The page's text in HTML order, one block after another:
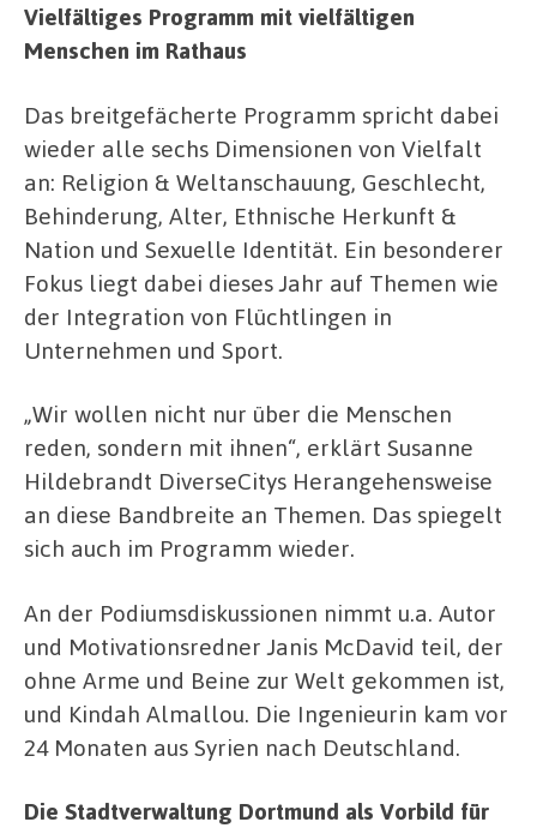
Vielfältiges Programm mit vielfältigen
Menschen im Rathaus
Das breitgefächerte Programm spricht dabei
wieder alle sechs Dimensionen von Vielfalt
an: Religion & Weltanschauung, Geschlecht,
Behinderung, Alter, Ethnische Herkunft &
Nation und Sexuelle Identität. Ein besonderer
Fokus liegt dabei dieses Jahr auf Themen wie
der Integration von Flüchtlingen in
Unternehmen und Sport.
„Wir wollen nicht nur über die Menschen
reden, sondern mit ihnen“, erklärt Susanne
Hildebrandt DiverseCitys Herangehensweise
an diese Bandbreite an Themen. Das spiegelt
sich auch im Programm wieder.
An der Podiumsdiskussionen nimmt u.a. Autor
und Motivationsredner Janis McDavid teil, der
ohne Arme und Beine zur Welt gekommen ist,
und Kindah Almallou. Die Ingenieurin kam vor
24 Monaten aus Syrien nach Deutschland.
Die Stadtverwaltung Dortmund als Vorbild für